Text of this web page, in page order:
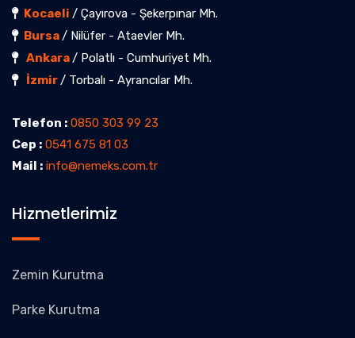
Kocaeli / Çayırova - Şekerpınar Mh.
Bursa/ Nilüfer - Ataevler Mh.
Ankara/ Polatlı - Cumhuriyet Mh.
İzmir/ Torbalı - Ayrancılar Mh.
Telefon : 0850 303 99 23
Cep : 0541 675 81 03
Mail : info@nemeks.com.tr
Hizmetlerimiz
Zemin Kurutma
Parke Kurutma